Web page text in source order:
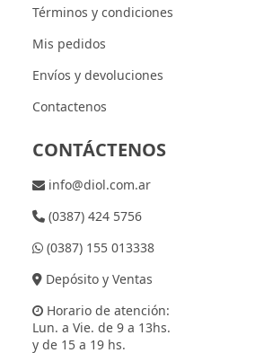
Términos y condiciones
Mis pedidos
Envíos y devoluciones
Contactenos
CONTÁCTENOS
info@diol.com.ar
(0387) 424 5756
(0387) 155 013338
Depósito y Ventas
Horario de atención:
Lun. a Vie. de 9 a 13hs.
y de 15 a 19 hs.